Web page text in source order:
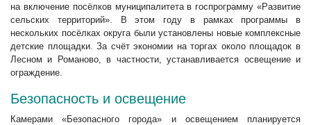
на включение посёлков муниципалитета в госпрограмму «Развитие
сельских территорий». В этом году в рамках программы в
нескольких посёлках округа были установлены новые комплексные
детские площадки. За счёт экономии на торгах около площадок в
Лесном и Романово, в частности, устанавливается освещение и
ограждение.
Безопасность и освещение
Камерами «Безопасного города» и освещением планируется